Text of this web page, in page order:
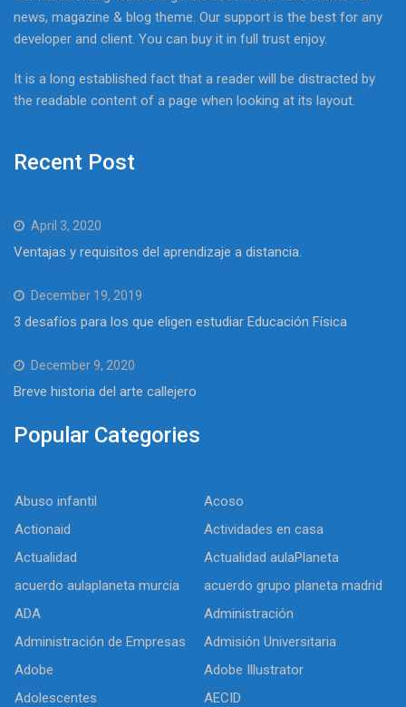
news, magazine & blog theme. Our support is the best for any
developer and client. You can buy it in full trust enjoy.
It is a long established fact that a reader will be distracted by
the readable content of a page when looking at its layout.
Recent Post
April 3, 2020
Ventajas y requisitos del aprendizaje a distancia.
December 19, 2019
3 desafíos para los que eligen estudiar Educación Física
December 9, 2020
Breve historia del arte callejero
Popular Categories
Abuso infantil
Acoso
Actionaid
Actividades en casa
Actualidad
Actualidad aulaPlaneta
acuerdo aulaplaneta murcia
acuerdo grupo planeta madrid
ADA
Administración
Administración de Empresas
Admisión Universitaria
Adobe
Adobe Illustrator
Adolescentes
AECID